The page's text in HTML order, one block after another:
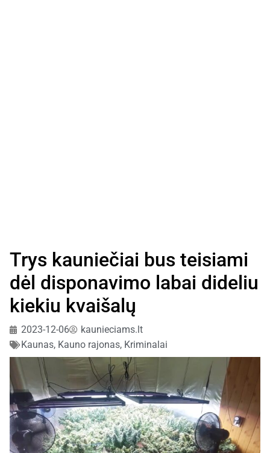
Trys kauniečiai bus teisiami
dėl disponavimo labai dideliu
kiekiu kvaišalų
2023-12-06
kaunieciams.lt
Kaunas, Kauno rajonas, Kriminalai